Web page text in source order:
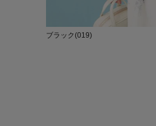
ブラック(019)